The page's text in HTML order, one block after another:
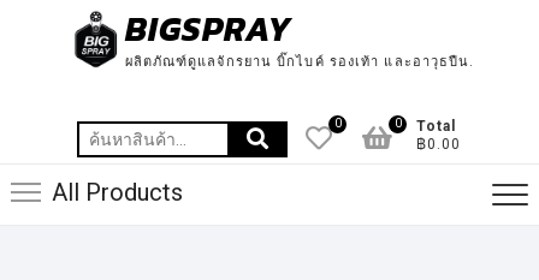
BIGSPRAY
ผลิตภัณฑ์ดูแลจักรยาน บิ๊กไบค์ รองเท้า และอาวุธปืน.
0
Total
฿0.00
0
All Products